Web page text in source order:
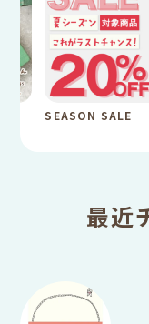
SEASON SALE
最近